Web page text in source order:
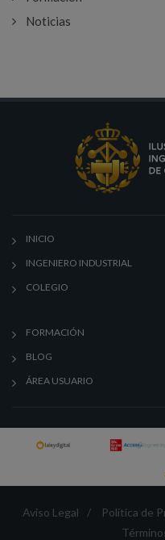
Noticias
INICIO
INGENIERO INDUSTRIAL
COLEGIO
FORMACIÓN
BLOG
ÁREA USUARIO
Aviso Legal / Política de